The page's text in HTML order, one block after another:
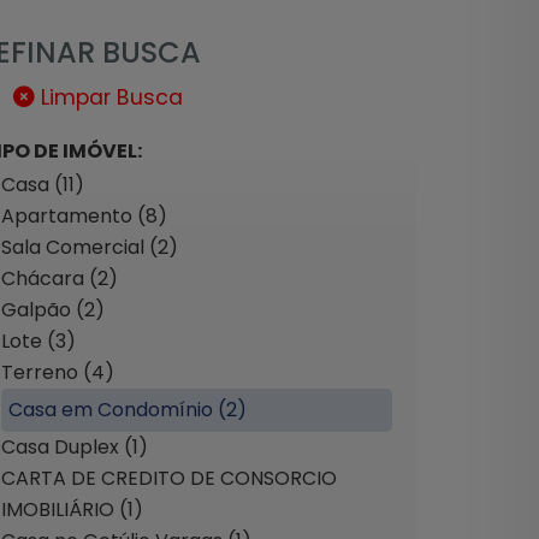
BUSCA
Limpar Busca
DE IMÓVEL:
Casa (11)
Apartamento (8)
Sala Comercial (2)
Chácara (2)
Galpão (2)
Lote (3)
Terreno (4)
Casa em Condomínio (2)
Casa Duplex (1)
CARTA DE CREDITO DE CONSORCIO
IMOBILIÁRIO (1)